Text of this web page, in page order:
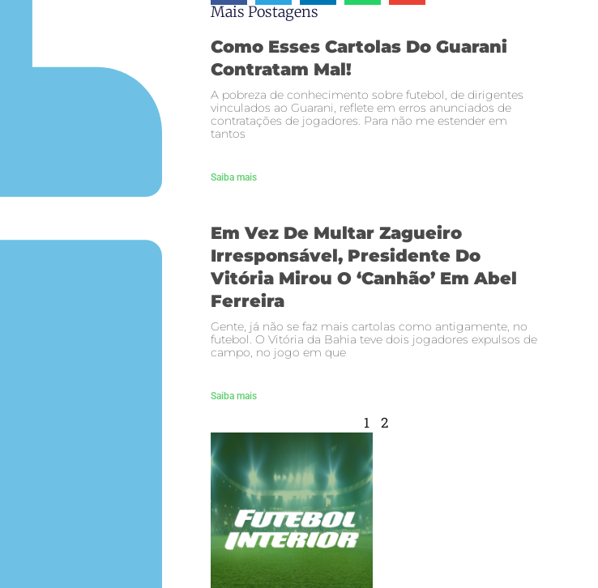
Mais Postagens
Como Esses Cartolas Do Guarani
Contratam Mal!
A pobreza de conhecimento sobre futebol, de dirigentes
vinculados ao Guarani, reflete em erros anunciados de
contratações de jogadores. Para não me estender em
tantos
Saiba mais
Em Vez De Multar Zagueiro
Irresponsável, Presidente Do
Vitória Mirou O ‘canhão’ Em Abel
Ferreira
Gente, já não se faz mais cartolas como antigamente, no
futebol. O Vitória da Bahia teve dois jogadores expulsos de
campo, no jogo em que
Saiba mais
1 2